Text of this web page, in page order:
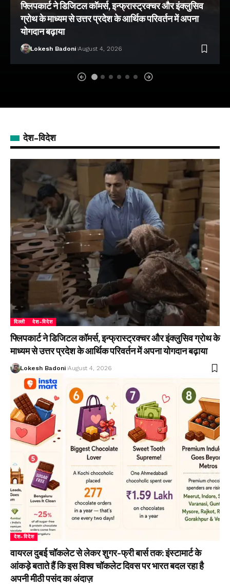
फ्लिपकार्ट ने डिजिटल कॉमर्स, इन्फ्रास्ट्रक्चर और इंक्लुसिव
ग्रोथ के माध्यम से उत्तर प्रदेश के आर्थिक परिवर्तन में अपना
योगदान बढ़ाया
Lokesh Badoni August 4, 2026
देश-विदेश
दिल्ली देश-विदेश
फ्लिपकार्ट ने डिजिटल कॉमर्स, इन्फ्रास्ट्रक्चर और इंक्लुसिव ग्रोथ के
माध्यम से उत्तर प्रदेश के आर्थिक परिवर्तन में अपना योगदान बढ़ाया
Lokesh Badoni August 4, 2026
देश-विदेश
वायरल दुबई चॉकलेट से लेकर शुगर-फ्री बार्स तक: इंस्टामार्ट के
आंकड़े बताते हैं कि इस विश्व चॉकलेट दिवस पर भारत बदल रहा है
अपनी मीठी पसंद का अंदाज़